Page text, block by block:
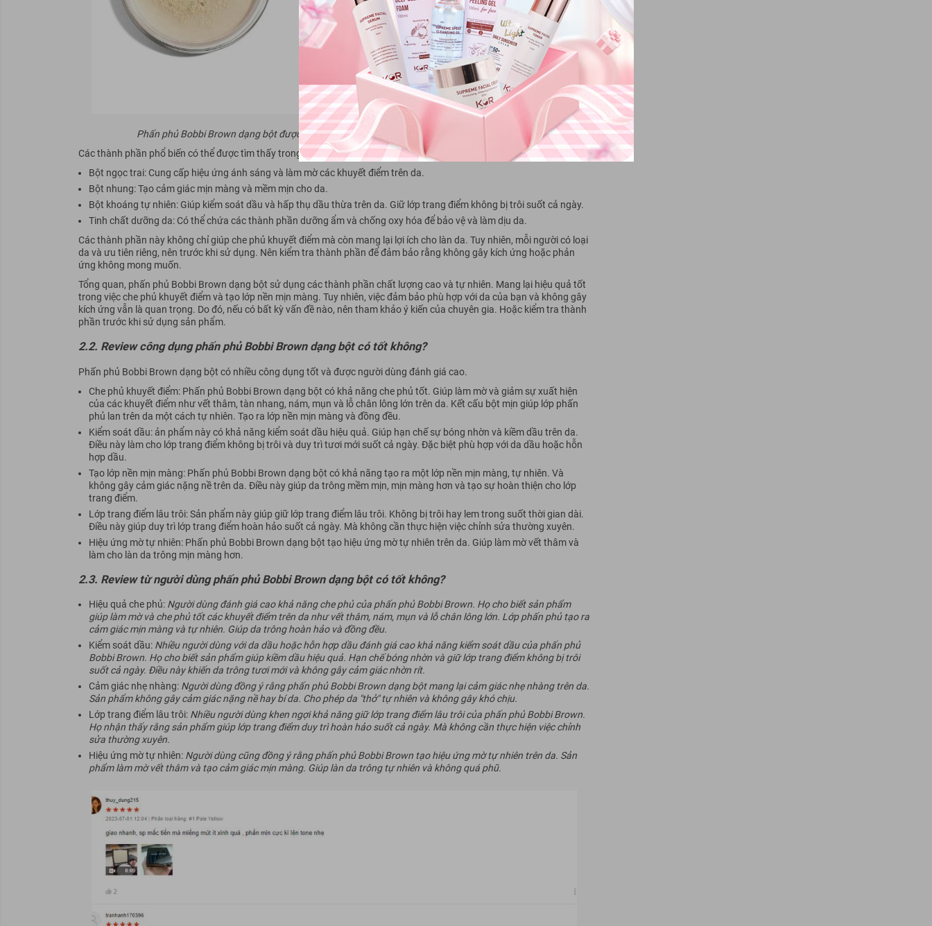
Phấn phủ Bobbi Brown dạng bột được chế tạo từ các thành phần chất lượng cao và tự nhiên
Các thành phần phổ biến có thể được tìm thấy trong phấn phủ Bobbi Brown dạng bột bao gồm:
Bột ngọc trai: Cung cấp hiệu ứng ánh sáng và làm mờ các khuyết điểm trên da.
Bột nhung:Tạo cảm giác mịn màng và mềm mịn cho da.
Bột khoáng tự nhiên: Giúp kiểm soát dầu và hấp thụ dầu thừa trên da. Giữ lớp trang điểm không bị trôi suốt cả ngày.
Tinh chất dưỡng da: Có thể chứa các thành phần dưỡng ẩm và chống oxy hóa để bảo vệ và làm dịu da.
Các thành phần này không chỉ giúp che phủ khuyết điểm mà còn mang lại lợi ích cho làn da. Tuy nhiên, mỗi người có loại
da và ưu tiên riêng, nên trước khi sử dụng. Nên kiểm tra thành phần để đảm bảo rằng không gây kích ứng hoặc phản
ứng không mong muốn.
Tổng quan, phấn phủ Bobbi Brown dạng bột sử dụng các thành phần chất lượng cao và tự nhiên. Mang lại hiệu quả tốt
trong việc che phủ khuyết điểm và tạo lớp nền mịn màng. Tuy nhiên, việc đảm bảo phù hợp với da của bạn và không gây
kích ứng vẫn là quan trọng. Do đó, nếu có bất kỳ vấn đề nào, nên tham khảo ý kiến của chuyên gia. Hoặc kiểm tra thành
phần trước khi sử dụng sản phẩm.
2.2. Review công dụng phấn phủ Bobbi Brown dạng bột có tốt không?
Phấn phủ Bobbi Brown dạng bột có nhiều công dụng tốt và được người dùng đánh giá cao.
Che phủ khuyết điểm: Phấn phủ Bobbi Brown dạng bột có khả năng che phủ tốt. Giúp làm mờ và giảm sự xuất hiện
của các khuyết điểm như vết thâm, tàn nhang, nám, mụn và lỗ chân lông lớn trên da. Kết cấu bột mịn giúp lớp phấn
phủ lan trên da một cách tự nhiên. Tạo ra lớp nền mịn màng và đồng đều.
Kiểm soát dầu:ản phẩm này có khả năng kiểm soát dầu hiệu quả. Giúp hạn chế sự bóng nhờn và kiềm dầu trên da.
Điều này làm cho lớp trang điểm không bị trôi và duy trì tươi mới suốt cả ngày. Đặc biệt phù hợp với da dầu hoặc hỗn
hợp dầu.
Tạo lớp nền mịn màng: Phấn phủ Bobbi Brown dạng bột có khả năng tạo ra một lớp nền mịn màng, tự nhiên. Và
không gây cảm giác nặng nề trên da. Điều này giúp da trông mềm mịn, mịn màng hơn và tạo sự hoàn thiện cho lớp
trang điểm.
Lớp trang điểm lâu trôi:Sản phẩm này giúp giữ lớp trang điểm lâu trôi. Không bị trôi hay lem trong suốt thời gian dài.
Điều này giúp duy trì lớp trang điểm hoàn hảo suốt cả ngày. Mà không cần thực hiện việc chỉnh sửa thường xuyên.
Hiệu ứng mờ tự nhiên:Phấn phủ Bobbi Brown dạng bột tạo hiệu ứng mờ tự nhiên trên da. Giúp làm mờ vết thâm và
làm cho làn da trông mịn màng hơn.
2.3. Review từ người dùng phấn phủ Bobbi Brown dạng bột có tốt không?
Hiệu quả che phủ:Người dùng đánh giá cao khả năng che phủ của phấn phủ Bobbi Brown. Họ cho biết sản phẩm
giúp làm mờ và che phủ tốt các khuyết điểm trên da như vết thâm, nám, mụn và lỗ chân lông lớn. Lớp phấn phủ tạo ra
cảm giác mịn màng và tự nhiên. Giúp da trông hoàn hảo và đồng đều.
Kiểm soát dầu: Nhiều người dùng với da dầu hoặc hỗn hợp dầu đánh giá cao khả năng kiểm soát dầu của phấn phủ
Bobbi Brown. Họ cho biết sản phẩm giúp kiềm dầu hiệu quả. Hạn chế bóng nhờn và giữ lớp trang điểm không bị trôi
suốt cả ngày. Điều này khiến da trông tươi mới và không gây cảm giác nhờn rít.
Cảm giác nhẹ nhàng: Người dùng đồng ý rằng phấn phủ Bobbi Brown dạng bột mang lại cảm giác nhẹ nhàng trên da.
Sản phẩm không gây cảm giác nặng nề hay bí da. Cho phép da "thở" tự nhiên và không gây khó chịu.
Lớp trang điểm lâu trôi:Nhiều người dùng khen ngợi khả năng giữ lớp trang điểm lâu trôi của phấn phủ Bobbi Brown.
Họ nhận thấy rằng sản phẩm giúp lớp trang điểm duy trì hoàn hảo suốt cả ngày. Mà không cần thực hiện việc chỉnh
sửa thường xuyên.
Hiệu ứng mờ tự nhiên: Người dùng cũng đồng ý rằng phấn phủ Bobbi Brown tạo hiệu ứng mờ tự nhiên trên da. Sản
phẩm làm mờ vết thâm và tạo cảm giác mịn màng. Giúp làn da trông tự nhiên và không quá phũ.